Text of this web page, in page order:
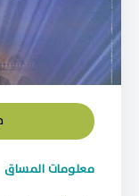
معلومات المساق